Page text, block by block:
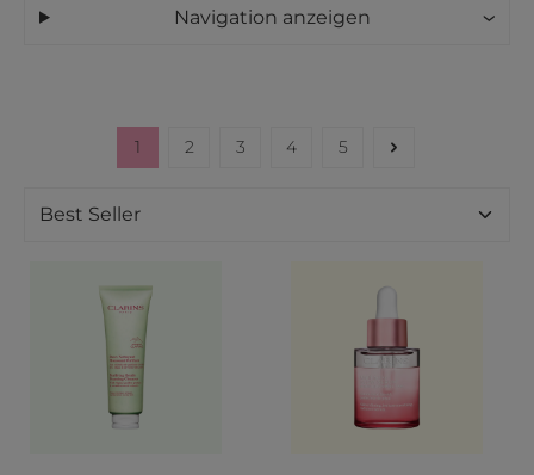
Navigation anzeigen
Seite
1 Seite
2 Seite
3 Seite
4 Seite
5